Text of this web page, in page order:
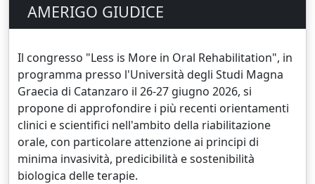
AMERIGO GIUDICE
Il congresso "Less is More in Oral Rehabilitation", in
programma presso l'Università degli Studi Magna
Graecia di Catanzaro il 26-27 giugno 2026, si
propone di approfondire i più recenti orientamenti
clinici e scientifici nell'ambito della riabilitazione
orale, con particolare attenzione ai principi di
minima invasività, predicibilità e sostenibilità
biologica delle terapie.